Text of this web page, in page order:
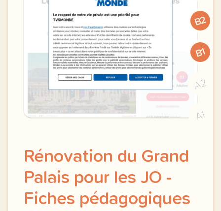
B2
B1
A2
A1
Rénovation du Grand
Palais pour les JO -
Fiches pédagogiques